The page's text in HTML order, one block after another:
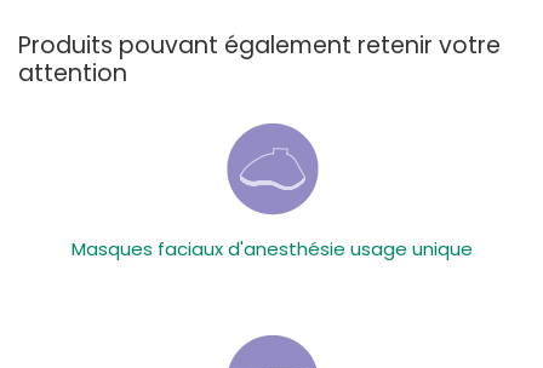
Produits pouvant également retenir votre
attention
Masques faciaux d'anesthésie usage unique